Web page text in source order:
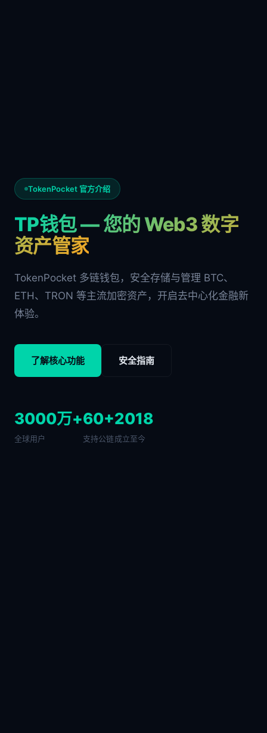
TokenPocket 官方介绍
TP钱包 — 您的 Web3 数字
资产管家
TokenPocket 多链钱包，安全存储与管理 BTC、
ETH、TRON 等主流加密资产，开启去中心化金融新
体验。
了解核心功能 安全指南
3000万+
全球用户
60+
支持公链
2018
成立至今